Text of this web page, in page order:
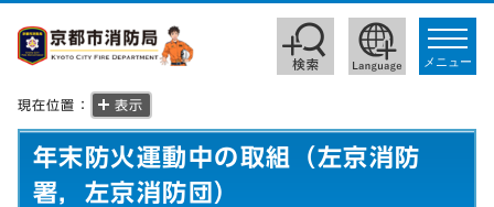
toggle
メニュー
現在位置： 表示
年末防火運動中の取組（左京消防
署，左京消防団）